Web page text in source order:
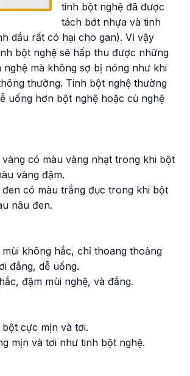
tinh bột nghệ đã được
tách bớt nhựa và tinh
dầu rất có hại cho gan). Vì vậy
bột nghệ sẽ hấp thu được những
nghệ mà không sợ bị nóng như khi
thường. Tinh bột nghệ thường
uống hơn bột nghệ hoặc củ nghệ
có màu vàng nhạt trong khi bột
vàng đậm.
có màu trắng đục trong khi bột
nâu đen.
không hắc, chỉ thoang thoảng
đắng, dễ uống.
đậm mùi nghệ, và đắng.
cực mịn và tơi.
mịn và tơi như tinh bột nghệ.